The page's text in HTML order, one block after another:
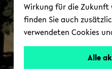
Wirkung für die Zukunft
finden Sie auch
verwendeten Cookies
Alle